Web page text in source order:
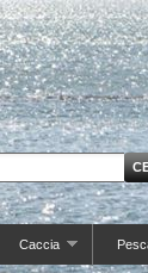
Caccia